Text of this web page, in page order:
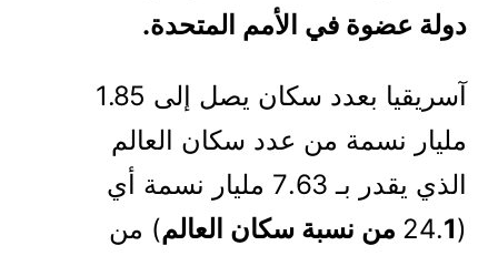
دولة عضوة في الأمم المتحدة.
آسريقيا بعدد سكان يصل إلى 1.85
مليار نسمة من عدد سكان العالم
الذي يقدر بـ 7.63 مليار نسمة أي
(24.1 من نسبة سكان العالم
) من